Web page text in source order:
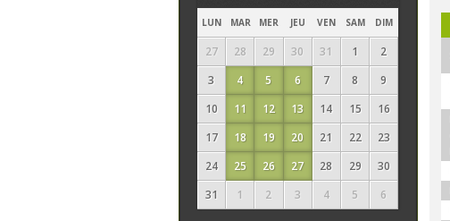
LUN MAR MER JEU VEN SAM DIM
27 28 29 30 31 1
2
3
4 5 6 7 8
9
10
11 12 13 14 15
16
17
18 19 20 21 22
23
24
25 26 27 28 29
30
31
1 2 3 4 5 6